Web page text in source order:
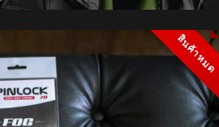
สินค้าหมด